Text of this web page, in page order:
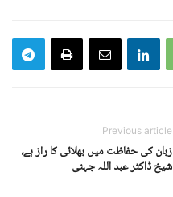
Previous article
زبان کی حفاظت میں بھلائی کا راز ہے،
شیخ ڈاکٹر عبد اللہ جہنی